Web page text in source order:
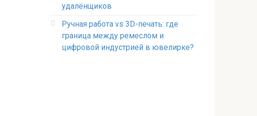
удалёнщиков
Ручная работа vs 3D-печать: где
граница между ремеслом и
цифровой индустрией в ювелирке?